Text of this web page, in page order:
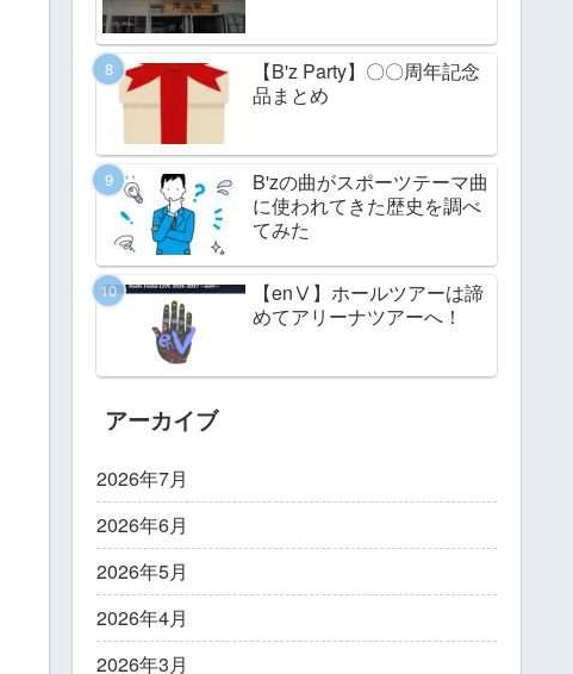
【B'z Party】〇〇周年記念
品まとめ
B'zの曲がスポーツテーマ曲
に使われてきた歴史を調べ
てみた
【enⅤ】ホールツアーは諦
めてアリーナツアーへ！
アーカイブ
2026年7月
2026年6月
2026年5月
2026年4月
2026年3月